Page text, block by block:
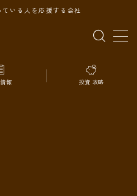
いる人を応援する会社
報 投資 攻略